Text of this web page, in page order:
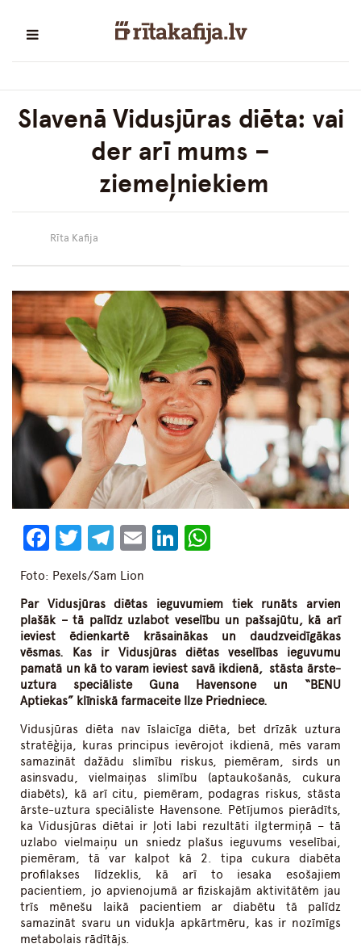
Slavenā Vidusjūras diēta: vai
der arī mums –
ziemeļniekiem
Rīta Kafija
Facebook
Twitter
Telegram
EmailLinkedIn
Foto: Pexels/Sam Lion
Par Vidusjūras diētas ieguvumiem tiek runāts arvien
plašāk – tā palīdz uzlabot veselību un pašsajūtu, kā arī
ieviest ēdienkartē krāsainākas un daudzveidīgākas
vēsmas. Kas ir Vidusjūras diētas veselības ieguvumu
pamatā un kā to varam ieviest savā ikdienā, stāsta ārste-
uztura speciāliste Guna Havensone un “BENU
Aptiekas” klīniskā farmaceite Ilze Priedniece.
Vidusjūras diēta nav īslaicīga diēta, bet drīzāk uztura
stratēģija, kuras principus ievērojot ikdienā, mēs varam
samazināt dažādu slimību riskus, piemēram, sirds un
asinsvadu, vielmaiņas slimību (aptaukošanās, cukura
diabēts), kā arī citu, piemēram, podagras riskus, stāsta
ārste-uztura speciāliste Havensone. Pētījumos pierādīts,
ka Vidusjūras diētai ir ļoti labi rezultāti ilgtermiņā – tā
uzlabo vielmaiņu un sniedz plašus ieguvums veselībai,
piemēram, tā var kalpot kā 2. tipa cukura diabēta
profilakses līdzeklis, kā arī to iesaka esošajiem
pacientiem, jo apvienojumā ar fiziskajām aktivitātēm jau
trīs mēnešu laikā pacientiem ar diabētu tā palīdz
samazināt svaru un vidukļa apkārtmēru, kas ir nozīmīgs
metabolais rādītājs.